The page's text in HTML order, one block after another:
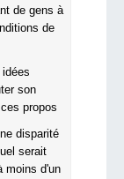
de gens à
de
son
propos
disparité
serait
moins d'un